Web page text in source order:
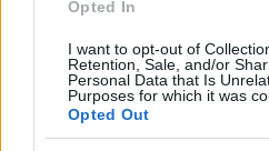
Opted In
I want to opt-out of
Retention, Sale, and/or
Personal Data that Is
Purposes for which it was
Opted Out
jak w dym— Skąd ten dym?
— Dawniej, panie, to
wigilijny— O nieistniejącym (?)